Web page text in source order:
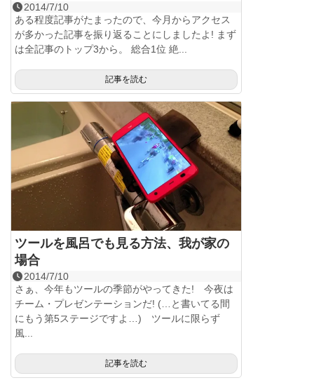
2014/7/10
ある程度記事がたまったので、今月からアクセス
が多かった記事を振り返ることにしましたよ! まず
は全記事のトップ3から。 総合1位 絶...
記事を読む
ツールを風呂でも見る方法、我が家の
場合
2014/7/10
さぁ、今年もツールの季節がやってきた! 今夜は
チーム・プレゼンテーションだ! (…と書いてる間
にもう第5ステージですよ…) ツールに限らず
風...
記事を読む